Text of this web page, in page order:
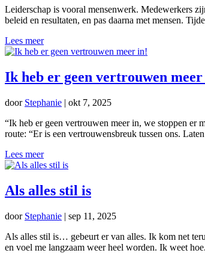
Leiderschap is vooral mensenwerk. Medewerkers
beleid en resultaten, en pas daarna met mensen.
Lees meer
Ik heb er geen vertrouwen
door Stephanie | okt 7, 2025
“Ik heb er geen vertrouwen meer in, we stoppen er
route: “Er is een vertrouwensbreuk tussen ons.
Lees meer
Als alles stil is
door Stephanie | sep 11, 2025
Als alles stil is… gebeurt er van alles. Ik kom net
en voel me langzaam weer heel worden. Ik weet